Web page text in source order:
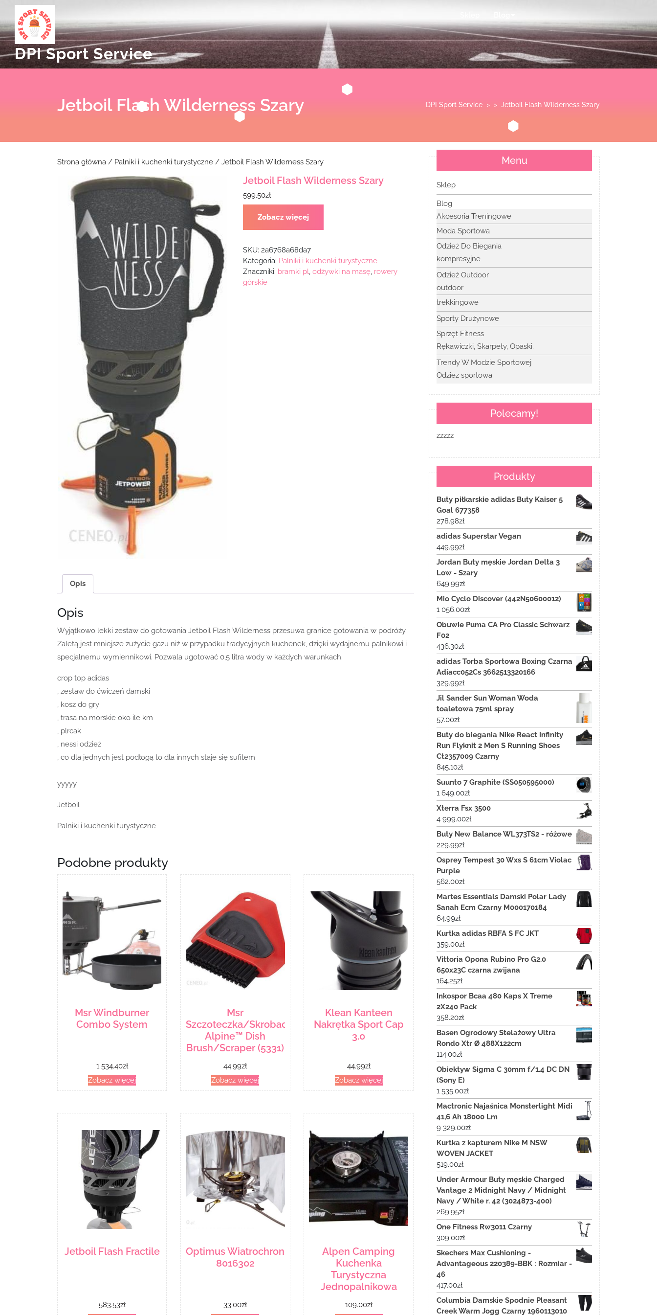
content
DPI Sport Service
Jetboil Flash Wilderness Szary DPI Sport Service > > Jetboil Flash Wilderness Szary
Strona główna / Palniki i kuchenki turystyczne / Jetboil Flash Wilderness Szary
Jetboil Flash Wilderness Szary
599.50zł
Zobacz więcej
SKU: 2a6768a68da7
Kategoria: Palniki i kuchenki turystyczne
Znaczniki: bramki pl odżywki na masę, rowery
górskie
Opis
Opis
Wyjątkowo lekki zestaw do gotowania Jetboil Flash Wilderness przesuwa granice gotowania w podróży.
Zaletą jest mniejsze zużycie gazu niż w przypadku tradycyjnych kuchenek, dzięki wydajnemu palnikowi i
specjalnemu wymiennikowi. Pozwala ugotować 0,5 litra wody w każdych warunkach.
crop top adidas
, zestaw do ćwiczeń damski
, kosz do gry
, trasa na morskie oko ile km
, plrcak
, nessi odzież
, co dla jednych jest podłogą to dla innych staje się sufitem
yyyyy
Jetboil
Palniki i kuchenki turystyczne
Podobne produkty
Msr Windburner
Combo System
1 534.40zł
Zobacz więcej
Msr
Szczoteczka/Skrobaczka
Alpine™ Dish
Brush/Scraper (5331)
44.99zł
Zobacz więcej
Klean Kanteen
Nakrętka Sport Cap
3.0
44.99zł
Zobacz więcej
Jetboil Flash Fractile
583.53zł
Optimus Wiatrochron
8016302
33.00zł
Alpen Camping
Kuchenka
Turystyczna
Jednopalnikowa
109.00zł
Menu
Sklep
Blog
Akcesoria Treningowe
Moda Sportowa
Odzież Do Biegania
kompresyjne
Odzież Outdoor
outdoor
trekkingowe
Sporty Drużynowe
Sprzęt Fitness
Rękawiczki, Skarpety, Opaski.
Trendy W Modzie Sportowej
Odzież sportowa
Polecamy!
zzzzz
Produkty
Buty piłkarskie adidas Buty Kaiser 5
Goal 677358
278.98zł
adidas Superstar Vegan
449.99zł
Jordan Buty męskie Jordan Delta 3
Low - Szary
649.99zł
Mio Cyclo Discover (442N50600012)
1 056.00zł
Obuwie Puma CA Pro Classic Schwarz
F02
436.30zł
adidas Torba Sportowa Boxing Czarna
Adiacc052Cs 3662513320166
329.99zł
Jil Sander Sun Woman Woda
toaletowa 75ml spray
57.00zł
Buty do biegania Nike React Infinity
Run Flyknit 2 Men S Running Shoes
Ct2357009 Czarny
845.10zł
Suunto 7 Graphite (SS050595000)
1 649.00zł
Xterra Fsx 3500
4 999.00zł
Buty New Balance WL373TS2 - różowe
229.99zł
Osprey Tempest 30 Wxs S 61cm Violac
Purple
562.00zł
Martes Essentials Damski Polar Lady
Sanah Ecm Czarny M000170184
64.99zł
Kurtka adidas RBFA S FC JKT
359.00zł
Vittoria Opona Rubino Pro G2.0
650x23C czarna zwijana
164.25zł
Inkospor Bcaa 480 Kaps X Treme
2X240 Pack
358.20zł
Basen Ogrodowy Stelażowy Ultra
Rondo Xtr Ø 488X122cm
114.00zł
Obiektyw Sigma C 30mm f/1.4 DC DN
(Sony E)
1 535.00zł
Mactronic Najaśnica Monsterlight Midi
41,6 Ah 18000 Lm
9 329.00zł
Kurtka z kapturem Nike M NSW
WOVEN JACKET
519.00zł
Under Armour Buty męskie Charged
Vantage 2 Midnight Navy / Midnight
Navy / White r. 42 (3024873-400)
269.95zł
One Fitness Rw3011 Czarny
309.00zł
Skechers Max Cushioning -
Advantageous 220389-BBK : Rozmiar -
46
417.00zł
Columbia Damskie Spodnie Pleasant
Creek Warm Jogg Czarny 1960113010